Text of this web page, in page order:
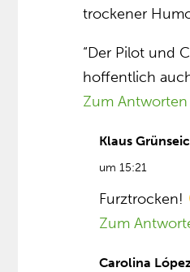
trockener
“Der Pilot und
hoffentlich
Zum
Klaus
um 15:21
Furztrocken!
Zum
Carolina